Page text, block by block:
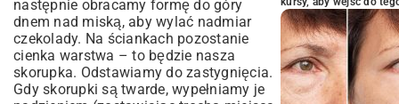
następnie obracamy formę do góry
dnem nad miską, aby wylać nadmiar
czekolady. Na ściankach pozostanie
cienka warstwa – to będzie nasza
skorupka. Odstawiamy do zastygnięcia.
Gdy skorupki są twarde, wypełniamy je